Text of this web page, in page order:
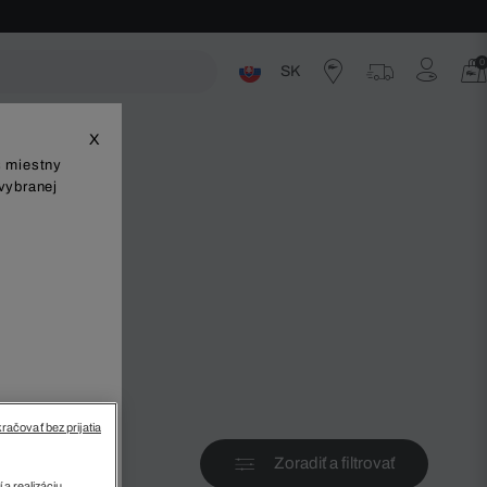
SK
0
Zoradiť a filtrovať
X
miestny
bez prijatia